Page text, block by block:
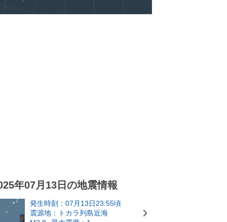
年07月13日の地震情報
発生時刻：07月13日23:55頃
震源地：トカラ列島近海